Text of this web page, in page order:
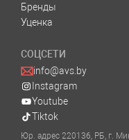
Бренды
Уценка
СОЦСЕТИ
info@avs.by
Instagram
Youtube
Tiktok
Юр. адрес 220136, РБ, г.